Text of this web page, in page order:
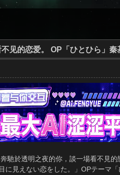
见的恋爱。 OP「ひとひら」
馳於透明之夜的你，談一場看不見
に見えない恋をした。」OPテーマ